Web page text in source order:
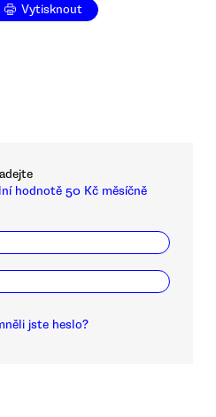
Vytisknout
hodnotě 50 Kč měsíčně
jste heslo?